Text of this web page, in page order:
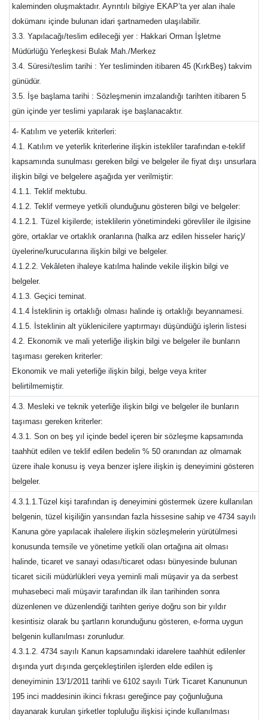
kaleminden oluşmaktadır. Ayrıntılı bilgiye EKAP’ta yer alan ihale
dokümanı içinde bulunan idari şartnameden ulaşılabilir.
3.3. Yapılacağı/teslim edileceği yer : Hakkari Orman İşletme
Müdürlüğü Yerleşkesi Bulak Mah./Merkez
3.4. Süresi/teslim tarihi : Yer tesliminden itibaren 45 (KırkBeş) takvim
günüdür.
3.5. İşe başlama tarihi : Sözleşmenin imzalandığı tarihten itibaren 5
gün içinde yer teslimi yapılarak işe başlanacaktır.
4- Katılım ve yeterlik kriterleri:
4.1. Katılım ve yeterlik kriterlerine ilişkin istekliler tarafından e-teklif
kapsamında sunulması gereken bilgi ve belgeler ile fiyat dışı unsurlara
ilişkin bilgi ve belgelere aşağıda yer verilmiştir:
4.1.1. Teklif mektubu.
4.1.2. Teklif vermeye yetkili olunduğunu gösteren bilgi ve belgeler:
4.1.2.1. Tüzel kişilerde; isteklilerin yönetimindeki görevliler ile ilgisine
göre, ortaklar ve ortaklık oranlarına (halka arz edilen hisseler hariç)/
üyelerine/kurucularına ilişkin bilgi ve belgeler.
4.1.2.2. Vekâleten ihaleye katılma halinde vekile ilişkin bilgi ve
belgeler.
4.1.3. Geçici teminat.
4.1.4 İsteklinin iş ortaklığı olması halinde iş ortaklığı beyannamesi.
4.1.5. İsteklinin alt yüklenicilere yaptırmayı düşündüğü işlerin listesi
4.2. Ekonomik ve mali yeterliğe ilişkin bilgi ve belgeler ile bunların
taşıması gereken kriterler:
Ekonomik ve mali yeterliğe ilişkin bilgi, belge veya kriter
belirtilmemiştir.
4.3. Mesleki ve teknik yeterliğe ilişkin bilgi ve belgeler ile bunların
taşıması gereken kriterler:
4.3.1. Son on beş yıl içinde bedel içeren bir sözleşme kapsamında
taahhüt edilen ve teklif edilen bedelin % 50 oranından az olmamak
üzere ihale konusu iş veya benzer işlere ilişkin iş deneyimini gösteren
belgeler.
4.3.1.1.Tüzel kişi tarafından iş deneyimini göstermek üzere kullanılan
belgenin, tüzel kişiliğin yarısından fazla hissesine sahip ve 4734 sayılı
Kanuna göre yapılacak ihalelere ilişkin sözleşmelerin yürütülmesi
konusunda temsile ve yönetime yetkili olan ortağına ait olması
halinde, ticaret ve sanayi odası/ticaret odası bünyesinde bulunan
ticaret sicili müdürlükleri veya yeminli mali müşavir ya da serbest
muhasebeci mali müşavir tarafından ilk ilan tarihinden sonra
düzenlenen ve düzenlendiği tarihten geriye doğru son bir yıldır
kesintisiz olarak bu şartların korunduğunu gösteren, e-forma uygun
belgenin kullanılması zorunludur.
4.3.1.2. 4734 sayılı Kanun kapsamındaki idarelere taahhüt edilenler
dışında yurt dışında gerçekleştirilen işlerden elde edilen iş
deneyiminin 13/1/2011 tarihli ve 6102 sayılı Türk Ticaret Kanununun
195 inci maddesinin ikinci fıkrası gereğince pay çoğunluğuna
dayanarak kurulan şirketler topluluğu ilişkisi içinde kullanılması